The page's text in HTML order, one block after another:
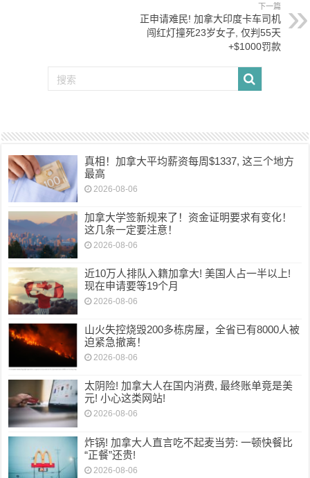
下一篇
正申请难民! 加拿大印度卡车司机
闯红灯撞死23岁女子, 仅判55天
+$1000罚款
真相！加拿大平均薪资每周$1337, 这三个地方
最高
2026-08-06
加拿大学签新规来了！资金证明要求有变化！
这几条一定要注意！
2026-08-06
近10万人排队入籍加拿大! 美国人占一半以上!
现在申请要等19个月
2026-08-06
山火失控烧毁200多栋房屋，全省已有8000人被
迫紧急撤离！
2026-08-06
太阴险! 加拿大人在国内消费, 最终账单竟是美
元! 小心这类网站!
2026-08-06
炸锅! 加拿大人直言吃不起麦当劳: 一顿快餐比
“正餐”还贵!
2026-08-06